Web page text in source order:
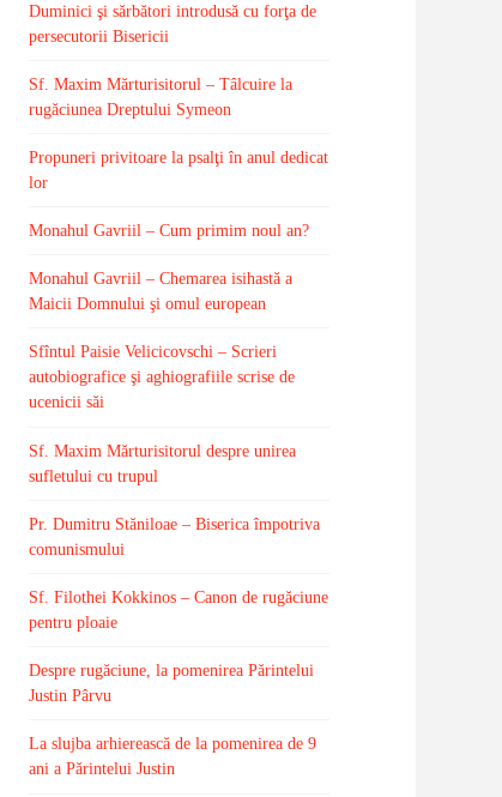
Duminici şi sărbători introdusă cu forţa de
persecutorii Bisericii
Sf. Maxim Mărturisitorul – Tâlcuire la
rugăciunea Dreptului Symeon
Propuneri privitoare la psalţi în anul dedicat
lor
Monahul Gavriil – Cum primim noul an?
Monahul Gavriil – Chemarea isihastă a
Maicii Domnului şi omul european
Sfîntul Paisie Velicicovschi – Scrieri
autobiografice şi aghiografiile scrise de
ucenicii săi
Sf. Maxim Mărturisitorul despre unirea
sufletului cu trupul
Pr. Dumitru Stăniloae – Biserica împotriva
comunismului
Sf. Filothei Kokkinos – Canon de rugăciune
pentru ploaie
Despre rugăciune, la pomenirea Părintelui
Justin Pârvu
La slujba arhierească de la pomenirea de 9
ani a Părintelui Justin